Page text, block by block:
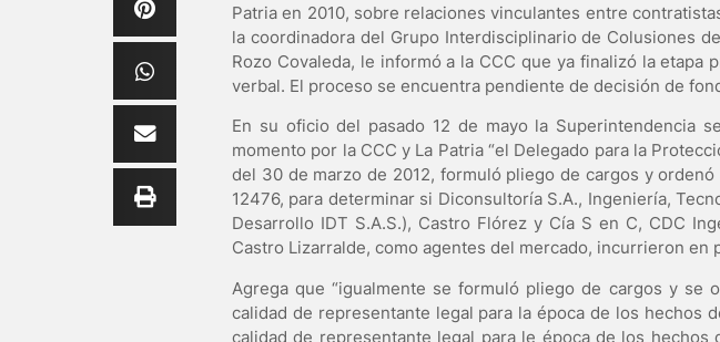
Patria en 2010, sobre relaciones vinculantes entre
la coordinadora del Grupo Interdisciplinario de Colusiones
Rozo Covaleda, le informó a la CCC que ya finalizó la
verbal. El proceso se encuentra pendiente de decisión de
En su oficio del pasado 12 de mayo la Superintendencia
momento por la CCC y La Patria “el Delegado para la
del 30 de marzo de 2012, formuló pliego de cargos y
12476, para determinar si Diconsultoría S.A., Ingeniería,
Desarrollo IDT S.A.S.), Castro Flórez y Cía S en C, CDC
Castro Lizarralde, como agentes del mercado, incurrieron en
Agrega que “igualmente se formuló pliego de cargos y se
calidad de representante legal para la época de los hechos
calidad de representante legal para le época de los hechos